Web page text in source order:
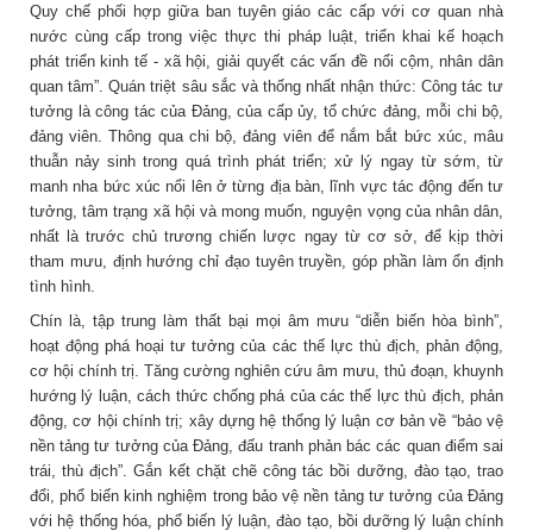
Quy chế phối hợp giữa ban tuyên giáo các cấp với cơ quan nhà
nước cùng cấp trong việc thực thi pháp luật, triển khai kế hoạch
phát triển kinh tế - xã hội, giải quyết các vấn đề nổi cộm, nhân dân
quan tâm”. Quán triệt sâu sắc và thống nhất nhận thức: Công tác tư
tưởng là công tác của Đảng, của cấp ủy, tổ chức đảng, mỗi chi bộ,
đảng viên. Thông qua chi bộ, đảng viên để nắm bắt bức xúc, mâu
thuẫn nảy sinh trong quá trình phát triển; xử lý ngay từ sớm, từ
manh nha bức xúc nổi lên ở từng địa bàn, lĩnh vực tác động đến tư
tưởng, tâm trạng xã hội và mong muốn, nguyện vọng của nhân dân,
nhất là trước chủ trương chiến lược ngay từ cơ sở, để kịp thời
tham mưu, định hướng chỉ đạo tuyên truyền, góp phần làm ổn định
tình hình.
Chín là, tập trung làm thất bại mọi âm mưu “diễn biến hòa bình”,
hoạt động phá hoại tư tưởng của các thế lực thù địch, phản động,
cơ hội chính trị. Tăng cường nghiên cứu âm mưu, thủ đoạn, khuynh
hướng lý luận, cách thức chống phá của các thế lực thù địch, phản
động, cơ hội chính trị; xây dựng hệ thống lý luận cơ bản về “bảo vệ
nền tảng tư tưởng của Đảng, đấu tranh phản bác các quan điểm sai
trái, thù địch”. Gắn kết chặt chẽ công tác bồi dưỡng, đào tạo, trao
đổi, phổ biến kinh nghiệm trong bảo vệ nền tảng tư tưởng của Đảng
với hệ thống hóa, phổ biến lý luận, đào tạo, bồi dưỡng lý luận chính